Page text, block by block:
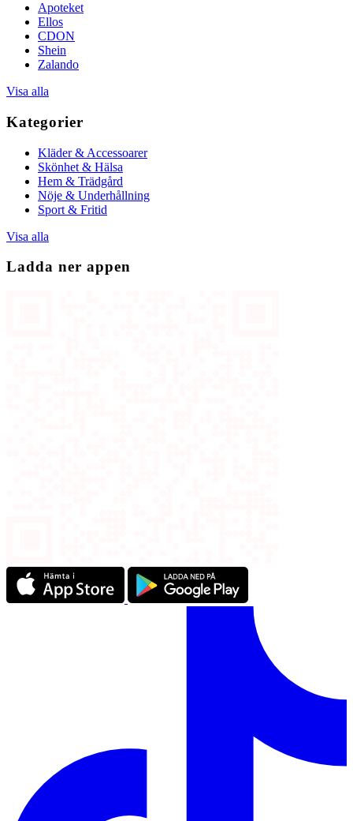
Apoteket
Ellos
CDON
Shein
Zalando
Visa alla
Kategorier
Kläder & Accessoarer
Skönhet & Hälsa
Hem & Trädgård
Nöje & Underhållning
Sport & Fritid
Visa alla
Ladda ner appen